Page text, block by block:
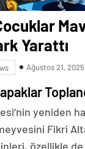
Yarattı
Ağustos 21,
yeniden
Fikri
özellikle